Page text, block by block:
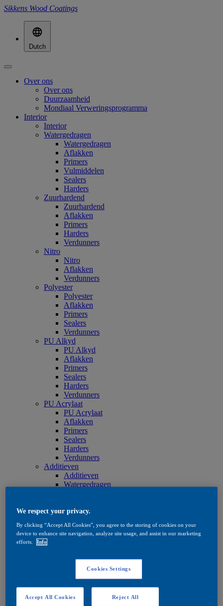
Sikkens Wood Coatings
Dutch
Over ons
Over ons
Duurzaamheid
Mondiaal Verweringsprogramma
Interior
Interior
Watergedragen
Watergedragen
Aflakken
Primers
Vulmiddelen
Sealers
Harders
Zuurhardend
Zuurhardend
Aflakken
Primers
Harders
Verdunners
Nitro
Nitro
Aflakken
Verdunners
Polyester
Polyester
Aflakken
Primers
Sealers
Verdunners
PU Alkyd
PU Alkyd
Aflakken
Primers
Sealers
Harders
Verdunners
PU Acrylaat
PU Acrylaat
Aflakken
Primers
Sealers
Harders
Verdunners
Additieven
Additieven
Watergedragen
Olie en was
Onderhoud
Onderhoud
Olie en was
Oplosmiddelhoudend
We respect your privacy.
By clicking “Accept All Cookies”, you agree to the storing of cookies on your
device to enhance site navigation, analyze site usage, and assist in our marketing
efforts.
Info
Cookies Settings
Reject All
Accept All Cookies